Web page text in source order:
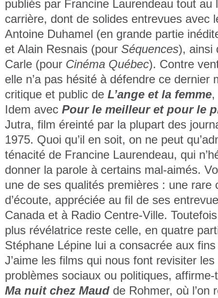
publiés par Francine Laurendeau tout au
carrière, dont de solides entrevues avec
Antoine Duhamel (en grande partie
et Alain Resnais (pour Séquences), ainsi
Carle (pour Cinéma Québec). Contre
elle n’a pas hésité à défendre ce dernier
critique et public de L’ange et la femme,
Idem avec Pour le meilleur et pour le
Jutra, film éreinté par la plupart des
1975. Quoi qu’il en soit, on ne peut
ténacité de Francine Laurendeau, qui
donner la parole à certains mal-aimés.
une de ses qualités premières : une rare
d’écoute, appréciée au fil de ses
Canada et à Radio Centre-Ville.
plus révélatrice reste celle, en quatre
Stéphane Lépine lui a consacrée aux
J’aime les films qui nous font revisiter les
problèmes sociaux ou politiques,
Ma nuit chez Maud de Rohmer, où l’on